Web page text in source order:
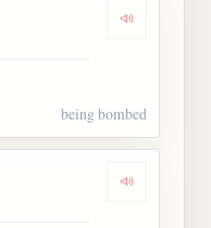
Dengarkan
being bombed
Dengarkan